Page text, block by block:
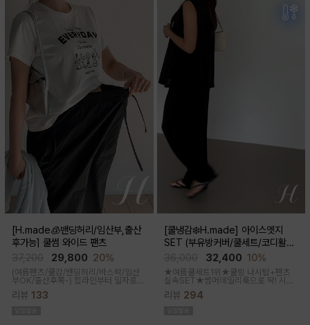
[H.made🧊밴딩허리/임산부,출산
후가능] 쿨썸 와이드 팬츠
29,800 20%
(여름팬츠/쿨감/밴딩허리/바스락/임산
부OK/출산후쭉-) 힙라인부터 일자로
툭-하고 떨어지는 와이드라인으로 체형
이 크게 드러나지않아요 데일리룩으로
리뷰 133
[쿨냉감❄️H.made] 아이스엣지
SET (부유방커버/쿨세트/코디활용
굿/출근룩,데일리룩)
32,400 10%
★여름쿨세트1위★쿨링 나시탑+팬츠
실속SET★썸머데일리룩으로 딱! 시원
한 감촉에 신축성 좋고 통기성쿨링원단
으로 한여름까지 가뿐하게~!
리뷰 294